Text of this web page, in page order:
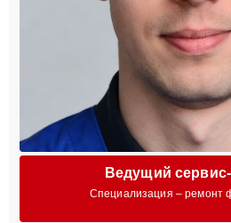
Ведущий
Специализация – ремонт